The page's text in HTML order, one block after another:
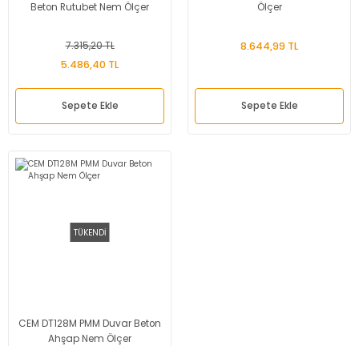
Beton Rutubet Nem Ölçer
7.315,20 TL
5.486,40 TL
Sepete Ekle
Ölçer
8.644,99 TL
Sepete Ekle
TÜKENDİ
CEM DT128M PMM Duvar Beton
Ahşap Nem Ölçer